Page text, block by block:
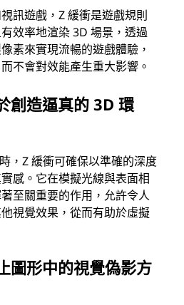
訊遊戲，Z 緩衝是遊戲規則
效率地渲染 3D 場景，透過
素來實現流暢的遊戲體驗，
不會對效能產生重大影響。
創造逼真的 3D 環
，Z 緩衝可確保以準確的深度
感。它在模擬光線與表面相
至關重要的作用，允許令人
視覺效果，從而有助於虛擬
圖形中的視覺偽影方